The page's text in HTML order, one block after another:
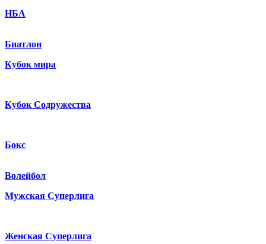
НБА
Биатлон
Кубок мира
Кубок Содружества
Бокс
Волейбол
Мужская Суперлига
Женская Суперлига